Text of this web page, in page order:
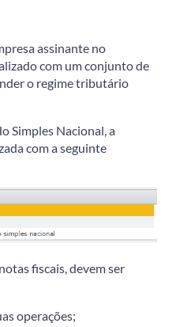
assinante no
com um conjunto de
o regime tributário
Simples Nacional, a
com a seguinte
fiscais, devem ser
operações;